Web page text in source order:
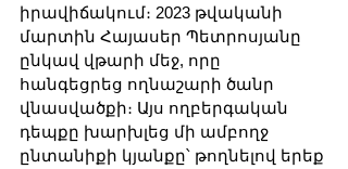
իրավիճակում։ 2023 թվականի
մարտին Հայասեր Պետրոսյանը
ընկավ վթարի մեջ, որը
հանգեցրեց ողնաշարի ծանր
վնասվածքի։ Այս ողբերգական
դեպքը խարխլեց մի ամբողջ
ընտանիքի կյանքը՝ թողնելով երեք